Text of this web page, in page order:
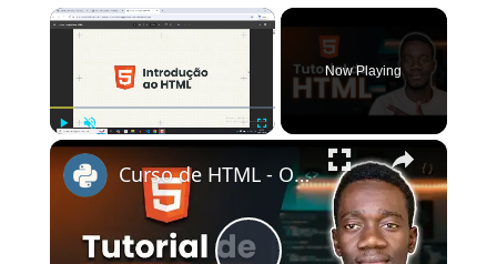
×
Now Playing
×
Curso de HTML - O que é HTML? Instalando o VSCODE